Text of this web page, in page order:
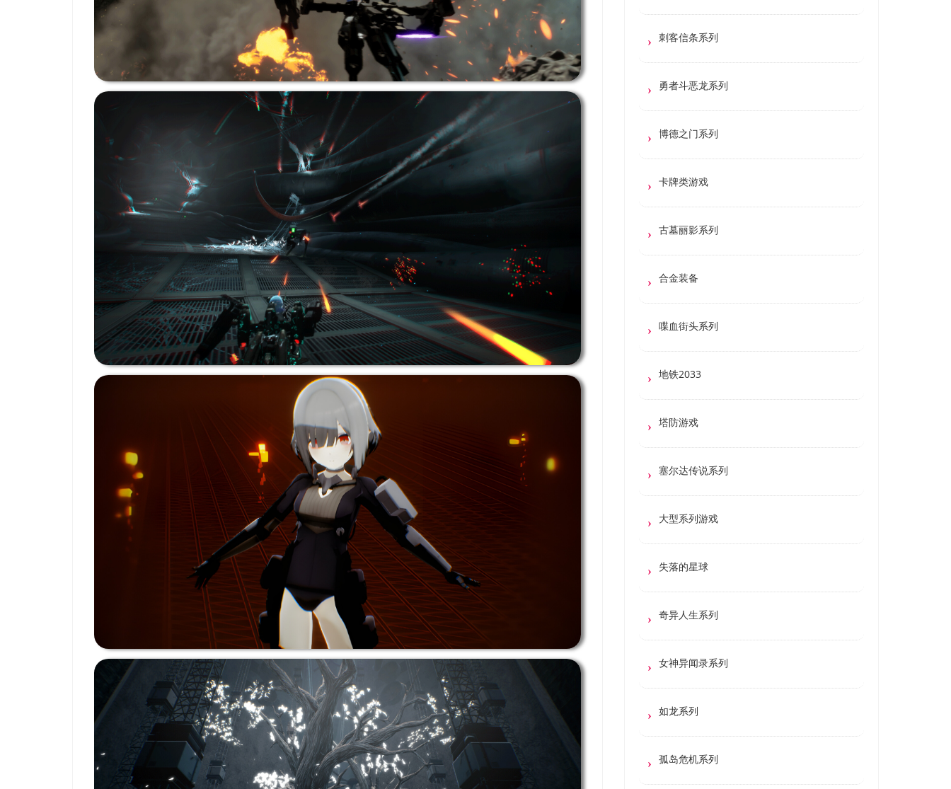
刺客信条系列
勇者斗恶龙系列
博德之门系列
卡牌类游戏
古墓丽影系列
合金装备
喋血街头系列
地铁2033
塔防游戏
塞尔达传说系列
大型系列游戏
失落的星球
奇异人生系列
女神异闻录系列
如龙系列
孤岛危机系列